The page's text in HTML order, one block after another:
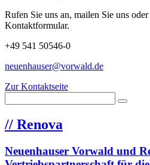
Rufen Sie uns an, mailen Sie uns
Kontaktformular.
+49 541 50546-0
neuenhauser@vorwald.de
Zur Kontaktseite
// Renova
Neuenhauser Vorwald und